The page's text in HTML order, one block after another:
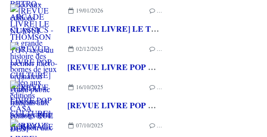
19/01/2026 …
[REVUE LIVRE] LE THOMSON TO7, saga du premier micro-ordinateur grand public français aux éditions RUE DES ECOLES SUPERIEUR
02/12/2025 …
[REVUE LIVRE POP CULTURE] HENTAI - Erotisme et pornographie au Japon aux éditions YNNIS
16/10/2025 …
[REVUE LIVRE POP CULTURE] HOMMAGE A JRR TOLKIEN - Promenade en terre du milieu aux éditions YNNIS
07/10/2025 …